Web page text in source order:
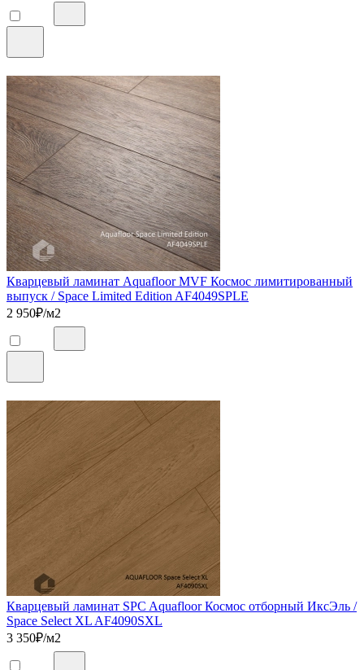
Кварцевый ламинат Aquafloor MVF Космос лимитированный
выпуск / Space Limited Edition AF4049SPLE
2 950₽/м2
Кварцевый ламинат SPC Aquafloor Космос отборный ИксЭль /
Space Select XL AF4090SXL
3 350₽/м2